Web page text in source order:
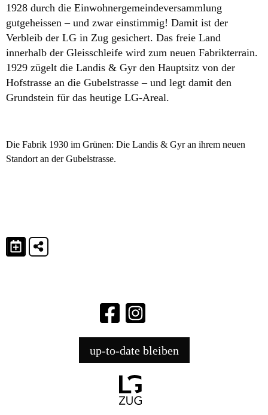
1928 durch die Einwohnergemeindeversammlung
gutgeheissen – und zwar einstimmig! Damit ist der
Verbleib der LG in Zug gesichert. Das freie Land
innerhalb der Gleisschleife wird zum neuen Fabrikterrain.
1929 zügelt die Landis & Gyr den Hauptsitz von der
Hofstrasse an die Gubelstrasse – und legt damit den
Grundstein für das heutige LG-Areal.
Die Fabrik 1930 im Grünen: Die Landis & Gyr an ihrem neuen
Standort an der Gubelstrasse.
up-to-date bleiben